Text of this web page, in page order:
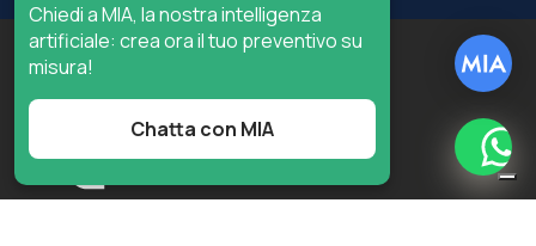
Copyright © Terzi Service S.r.l. — Tutti i diritti riservati.
Preferenze privacy
Digital
Chiedi a MIA, la nostra intelligenza
artificiale: crea ora il tuo preventivo su
misura!
Chatta con MIA